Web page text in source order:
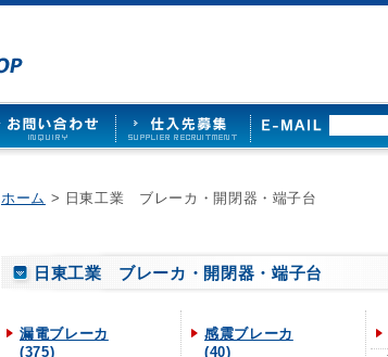
ホーム > 日東工業 ブレーカ・開閉器・端子台
日東工業 ブレーカ・開閉器・端子台
漏電ブレーカ
(375)
感震ブレーカ
(40)